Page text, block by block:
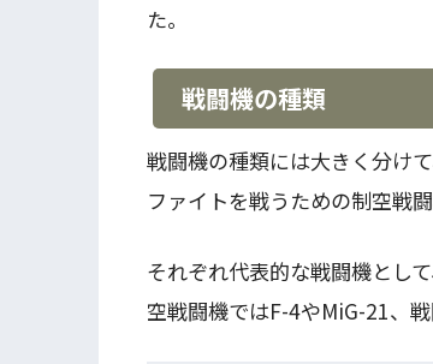
た。
戦闘機の種類
戦闘機の種類には大きく分け
ファイトを戦うための制空戦
それぞれ代表的な戦闘機とし
空戦闘機ではF-4やMiG-21、